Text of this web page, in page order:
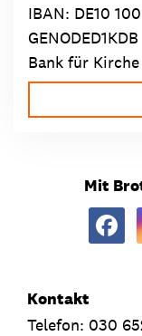
IBAN: DE10
GENODED1KDB
Bank für
Mit
Kontakt
Telefon: 030